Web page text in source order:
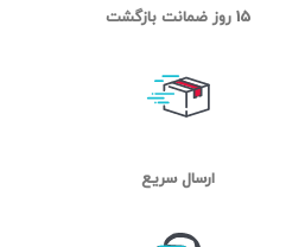
15 روز ضمانت بازگشت
ارسال سریع